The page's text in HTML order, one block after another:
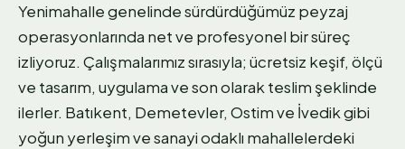
Yenimahalle genelinde sürdürdüğümüz peyzaj
operasyonlarında net ve profesyonel bir süreç
izliyoruz. Çalışmalarımız sırasıyla; ücretsiz keşif, ölçü
ve tasarım, uygulama ve son olarak teslim şeklinde
ilerler. Batıkent, Demetevler, Ostim ve İvedik gibi
yoğun yerleşim ve sanayi odaklı mahallelerdeki